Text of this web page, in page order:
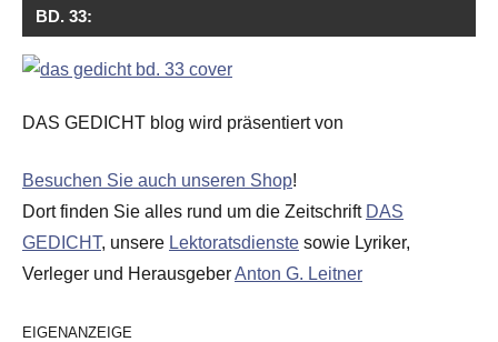
BD. 33:
DAS GEDICHT blog wird präsentiert von
Besuchen Sie auch unseren Shop!
Dort finden Sie alles rund um die Zeitschrift DAS
GEDICHT, unsere Lektoratsdienste sowie Lyriker,
Verleger und HerausgeberAnton G. Leitner
EIGENANZEIGE